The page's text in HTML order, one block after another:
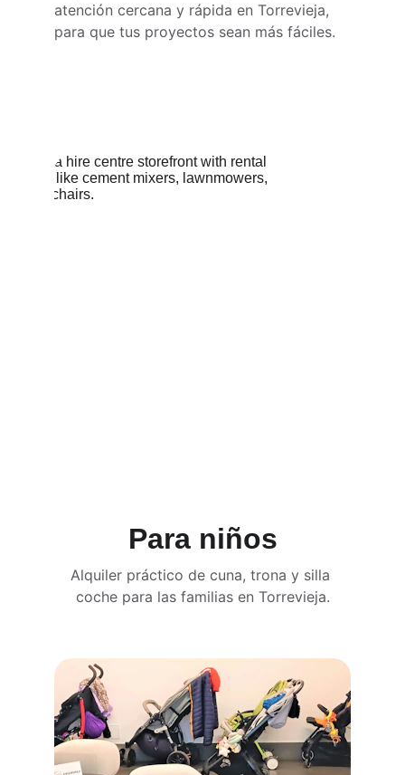
atención cercana y rápida en Torrevieja,
para que tus proyectos sean más fáciles.
Para niños
Alquiler práctico de cuna, trona y silla
coche para las familias en Torrevieja.